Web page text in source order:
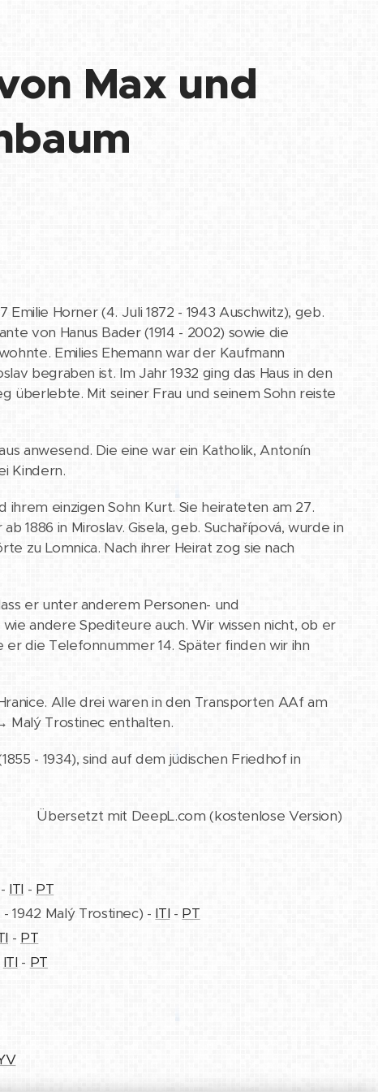
Max und
Emilie Horner (4. Juli 1872 - 1943 Auschwitz), geb.
von Hanus Bader (1914 - 2002) sowie die
Emilies Ehemann war der Kaufmann
begraben ist. Im Jahr 1932 ging das Haus in den
überlebte. Mit seiner Frau und seinem Sohn reiste
anwesend. Die eine war ein Katholik, Antonín
Kindern.
ihrem einzigen Sohn Kurt. Sie heirateten am 27.
1886 in Miroslav. Gisela, geb. Suchařípová, wurde in
zu Lomnica. Nach ihrer Heirat zog sie nach
er unter anderem Personen- und
andere Spediteure auch. Wir wissen nicht, ob er
die Telefonnummer 14. Später finden wir ihn
Alle drei waren in den Transporten AAf am
Malý Trostinec enthalten.
- 1934), sind auf dem jüdischen Friedhof in
Übersetzt mit DeepL.com (kostenlose Version)
ITI - PT
- 1942 Malý Trostinec) - ITI- PT
- PT
ITI- PT